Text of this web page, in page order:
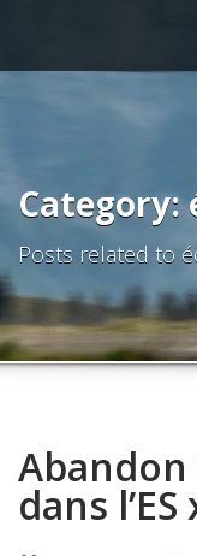
Category:
Posts related to
dans l’ES